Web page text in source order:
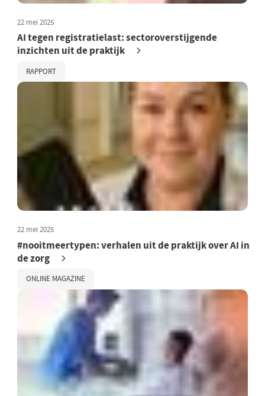
22 mei 2025
AI tegen registratielast: sectoroverstijgende
inzichten uit de praktijk
RAPPORT
22 mei 2025
#nooitmeertypen: verhalen uit de praktijk over AI in
de zorg
ONLINE MAGAZINE